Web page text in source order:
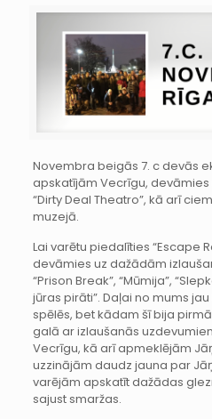
Novembra beigās 7. c devās
apskatījām Vecrīgu, devāmies
“Dirty Deal Theatro”, kā arī
muzejā.
Lai varētu piedalīties “Escape
devāmies uz dažādām
“Prison Break”, “Mūmija”,
jūras pirāti”. Daļai no mums
spēlēs, bet kādam šī bija
galā ar izlaušanās
Vecrīgu, kā arī apmeklējām
uzzinājām daudz jauna par
varējām apskatīt dažādas
sajust smaržas.